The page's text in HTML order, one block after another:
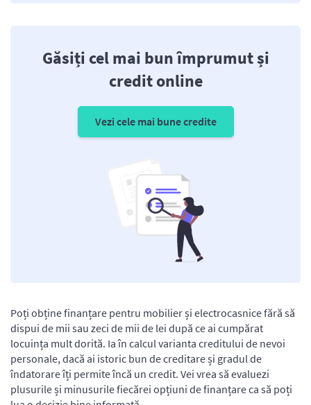
Găsiți cel mai bun împrumut și
credit online
Vezi cele mai bune credite
Poți obține finanțare pentru mobilier și electrocasnice fără să
dispui de mii sau zeci de mii de lei după ce ai cumpărat
locuința mult dorită. Ia în calcul varianta creditului de nevoi
personale, dacă ai istoric bun de creditare și gradul de
îndatorare îți permite încă un credit. Vei vrea să evaluezi
plusurile și minusurile fiecărei opțiuni de finanțare ca să poți